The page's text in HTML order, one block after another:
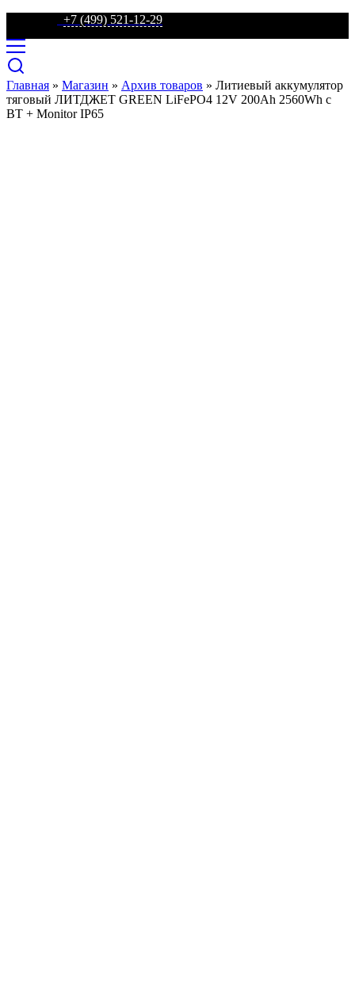
+7 (499) 521-12-29
Главная » Магазин » Архив товаров » Литиевый аккумулятор
тяговый ЛИТДЖЕТ GREEN LiFePO4 12V 200Ah 2560Wh с
BT + Monitor IP65